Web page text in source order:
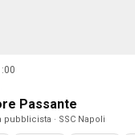
Passante
pubblicista · SSC Napoli